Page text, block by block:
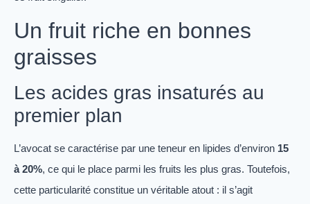
Un fruit riche en bonnes
graisses
Les acides gras insaturés au
premier plan
L’avocat se caractérise par une teneur en lipides d’environ 15
à 20%, ce qui le place parmi les fruits les plus gras. Toutefois,
cette particularité constitue un véritable atout : il s’agit